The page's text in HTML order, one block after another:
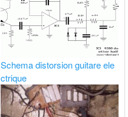
Schema distorsion guitare ele
ctrique